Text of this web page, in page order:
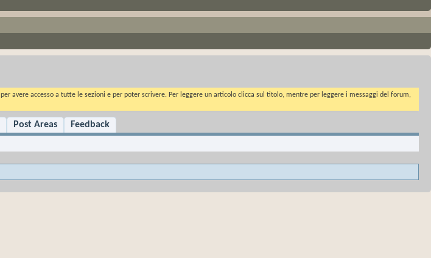
per avere accesso a tutte le sezioni e per poter scrivere. Per leggere un articolo clicca sul titolo, mentre per leggere i messaggi del forum,
Post Areas Feedback